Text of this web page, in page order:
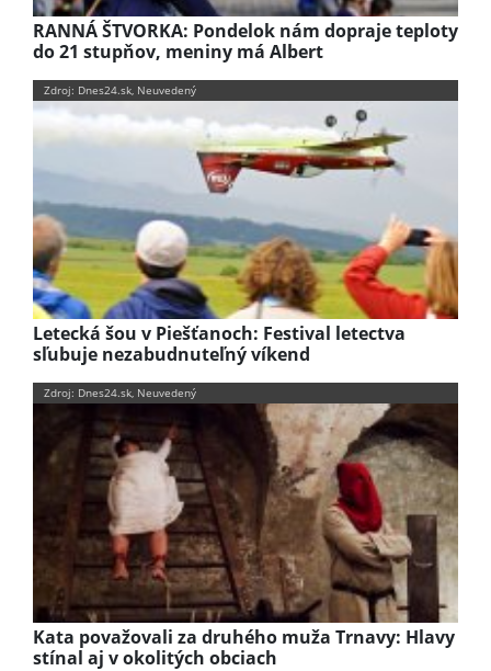
RANNÁ ŠTVORKA: Pondelok nám dopraje teploty
do 21 stupňov, meniny má Albert
Zdroj: Dnes24.sk, Neuvedený
Letecká šou v Piešťanoch: Festival letectva
sľubuje nezabudnuteľný víkend
Zdroj: Dnes24.sk, Neuvedený
Kata považovali za druhého muža Trnavy: Hlavy
stínal aj v okolitých obciach